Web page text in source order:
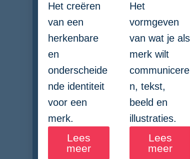
Het creëren
van een
herkenbare
en
onderscheide
nde identiteit
voor een
merk.
Lees
meer
Het
vormgeven
van wat je als
merk wilt
communicere
n, tekst,
beeld en
illustraties.
Lees
meer